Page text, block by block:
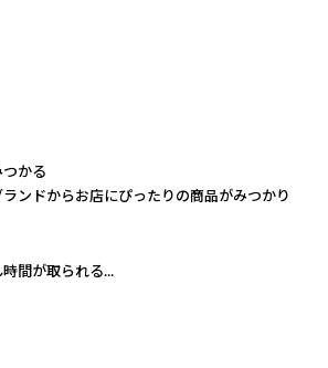
かる
ンドからお店にぴったりの商品がみつかり
間が取られる...